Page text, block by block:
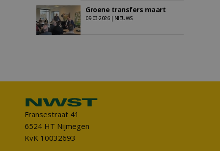
Groene transfers maart
09-03-2026 | NIEUWS
Fransestraat 41
6524 HT Nijmegen
KvK 10032693